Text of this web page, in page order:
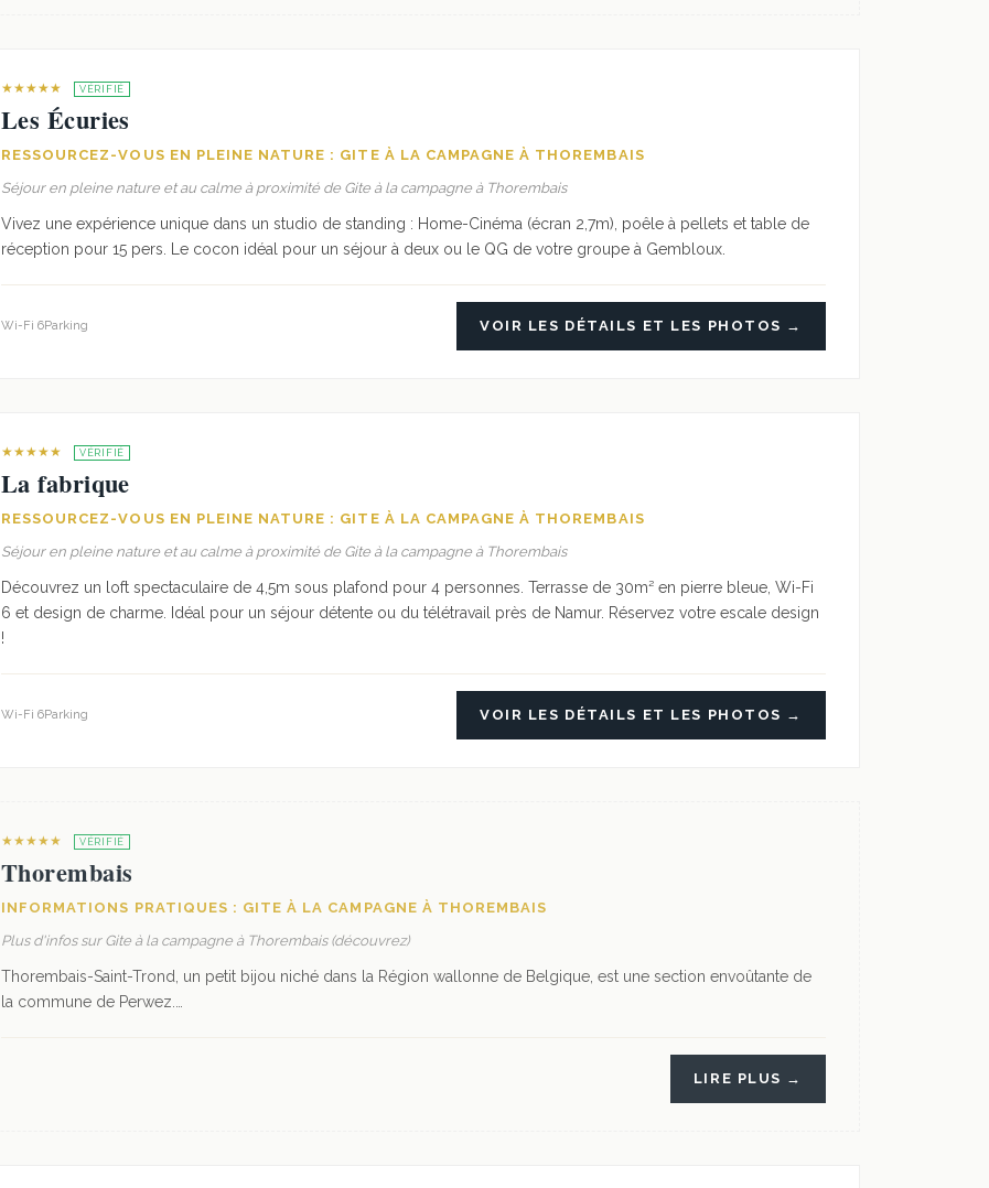
★★★★★ VÉRIFIÉ
Les Écuries
RESSOURCEZ-VOUS EN PLEINE NATURE : GITE À LA CAMPAGNE À THOREMBAIS
Séjour en pleine nature et au calme à proximité de Gite à la campagne à Thorembais
Vivez une expérience unique dans un studio de standing : Home-Cinéma (écran 2,7m), poêle à pellets et table de
réception pour 15 pers. Le cocon idéal pour un séjour à deux ou le QG de votre groupe à Gembloux.
Wi-Fi 6Parking VOIR LES DÉTAILS ET LES PHOTOS →
★★★★★ VÉRIFIÉ
La fabrique
RESSOURCEZ-VOUS EN PLEINE NATURE : GITE À LA CAMPAGNE À THOREMBAIS
Séjour en pleine nature et au calme à proximité de Gite à la campagne à Thorembais
Découvrez un loft spectaculaire de 4,5m sous plafond pour 4 personnes. Terrasse de 30m² en pierre bleue, Wi-Fi
6 et design de charme. Idéal pour un séjour détente ou du télétravail près de Namur. Réservez votre escale design
!
Wi-Fi 6Parking VOIR LES DÉTAILS ET LES PHOTOS →
★★★★★ VÉRIFIÉ
Thorembais
INFORMATIONS PRATIQUES : GITE À LA CAMPAGNE À THOREMBAIS
Plus d'infos sur Gite à la campagne à Thorembais (découvrez)
Thorembais-Saint-Trond, un petit bijou niché dans la Région wallonne de Belgique, est une section envoûtante de
la commune de Perwez.…
LIRE PLUS →